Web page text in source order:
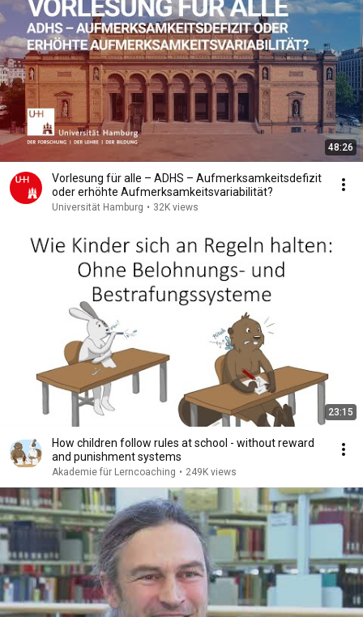
48:26
Vorlesung für alle – ADHS – Aufmerksamkeitsdefizit
oder erhöhte Aufmerksamkeitsvariabilität?
Universität Hamburg • 32K views
23:15
How children follow rules at school - without reward
and punishment systems
Akademie für Lerncoaching • 249K views